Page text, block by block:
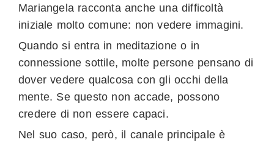
Mariangela racconta anche una difficoltà
iniziale molto comune: non vedere immagini.
Quando si entra in meditazione o in
connessione sottile, molte persone pensano di
dover vedere qualcosa con gli occhi della
mente. Se questo non accade, possono
credere di non essere capaci.
Nel suo caso, però, il canale principale è